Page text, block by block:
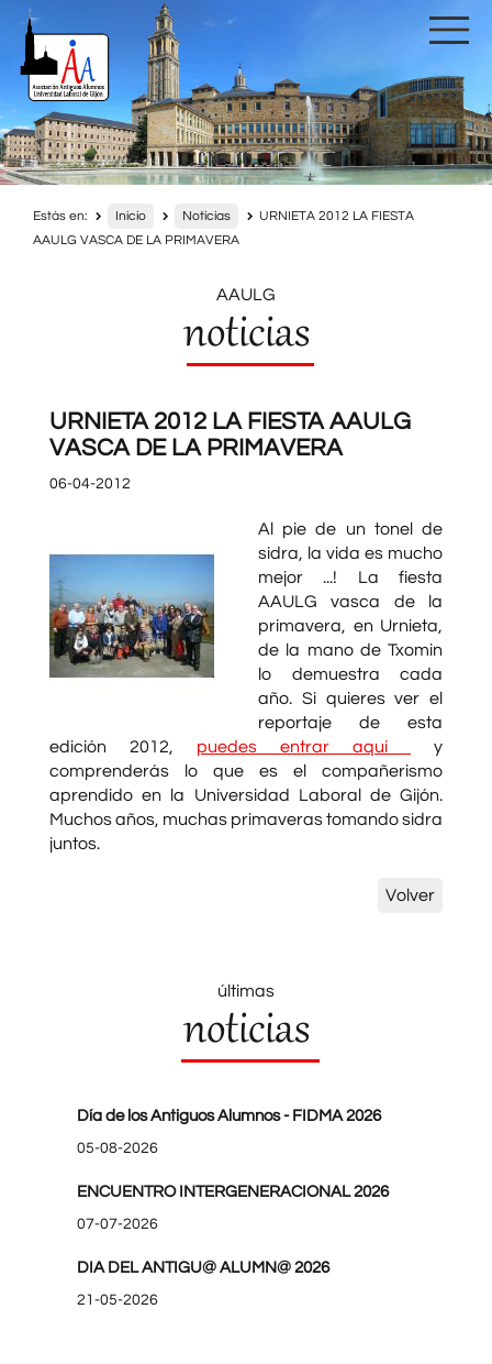
Estás en: Inicio Noticias
URNIETA 2012 LA FIESTA
AAULG VASCA DE LA PRIMAVERA
AAULG
noticias
URNIETA 2012 LA FIESTA AAULG
VASCA DE LA PRIMAVERA
06-04-2012
Al pie de un tonel de
sidra, la vida es mucho
mejor ...! La fiesta
AAULG vasca de la
primavera, en Urnieta,
de la mano de Txomin
lo demuestra cada
año. Si quieres ver el
reportaje de esta
edición 2012, puedes entrar aquí
y
comprenderás lo que es el compañerismo
aprendido en la Universidad Laboral de Gijón.
Muchos años, muchas primaveras tomando sidra
juntos.
Volver
últimas
noticias
Día de los Antiguos Alumnos - FIDMA 2026
05-08-2026
ENCUENTRO INTERGENERACIONAL 2026
07-07-2026
DIA DEL ANTIGU@ ALUMN@ 2026
21-05-2026